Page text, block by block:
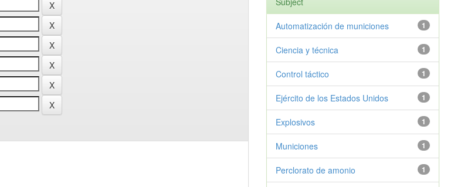
1
Automatización de municiones
1
Ciencia y técnica
1
Control táctico
1
Ejército de los Estados Unidos
1
Explosivos
1
Municiones
1
Perclorato de amonio